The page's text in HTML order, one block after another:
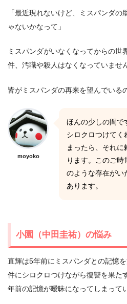
「最近現れないけど、ミスパンダ
ゃないかなって」
ミスパンダがいなくなってからの世
件、汚職や殺人はなくなっていません
皆がミスパンダの再来を望んでいる
moyoko
ほんの少しの間で
シロクロつけてく
まったら、それに
ります。このご
のような存在がい
あります。
小園（中田圭祐）の悩み
直輝は5年前にミスパンダとの記憶
件にシロクロつけながら復讐を果た
年前の記憶が曖昧になってしまって